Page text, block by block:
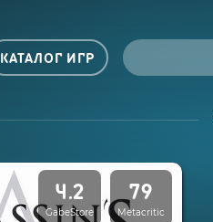
КАТАЛОГ ИГР
4.2
GabeStore
79
Metacritic